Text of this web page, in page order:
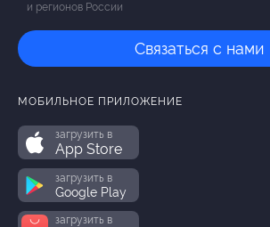
и регионов России
Связаться с нами
МОБИЛЬНОЕ ПРИЛОЖЕНИЕ
загрузить в
App Store
загрузить в
Google Play
загрузить в